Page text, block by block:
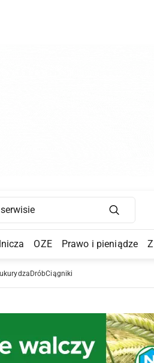
Main Navigation
OZE Prawo i pieniądze
DróbCiągniki